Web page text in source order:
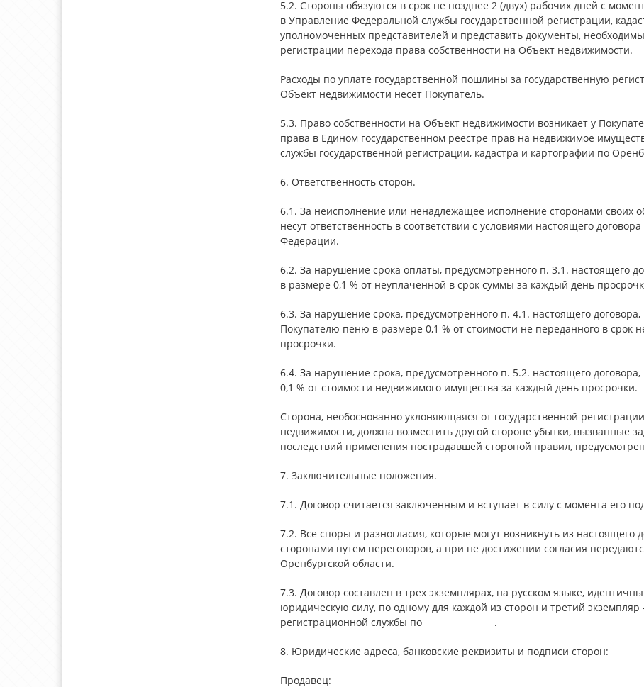
5.2. Стороны обязуются в срок не позднее 2 (двух) рабочих дней с
в Управление Федеральной службы государственной регистрации,
уполномоченных представителей и представить документы,
регистрации перехода права собственности на Объект недвижимости.
Расходы по уплате государственной пошлины за государственную
Объект недвижимости несет Покупатель.
5.3. Право собственности на Объект недвижимости возникает у
права в Едином государственном реестре прав на недвижимое
службы государственной регистрации, кадастра и картографии по
6. Ответственность сторон.
6.1. За неисполнение или ненадлежащее исполнение сторонами своих
несут ответственность в соответствии с условиями настоящего
Федерации.
6.2. За нарушение срока оплаты, предусмотренного п. 3.1. настоящего
в размере 0,1 % от неуплаченной в срок суммы за каждый день
6.3. За нарушение срока, предусмотренного п. 4.1. настоящего
Покупателю пеню в размере 0,1 % от стоимости не переданного в срок
просрочки.
6.4. За нарушение срока, предусмотренного п. 5.2. настоящего
0,1 % от стоимости недвижимого имущества за каждый день просрочки.
Сторона, необоснованно уклоняющаяся от государственной
недвижимости, должна возместить другой стороне убытки, вызванные
последствий применения пострадавшей стороной правил,
7. Заключительные положения.
7.1. Договор считается заключенным и вступает в силу с момента его
7.2. Все споры и разногласия, которые могут возникнуть из
сторонами путем переговоров, а при не достижении согласия
Оренбургской области.
7.3. Договор составлен в трех экземплярах, на русском языке,
юридическую силу, по одному для каждой из сторон и третий
регистрационной службы по_________________.
8. Юридические адреса, банковские реквизиты и подписи сторон:
Продавец: